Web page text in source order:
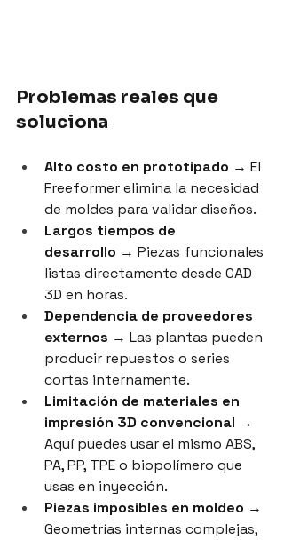
Problemas reales que
soluciona
Alto costo en prototipado → El
Freeformer elimina la necesidad
de moldes para validar diseños.
Largos tiempos de
desarrollo → Piezas funcionales
listas directamente desde CAD
3D en horas.
Dependencia de proveedores
externos → Las plantas pueden
producir repuestos o series
cortas internamente.
Limitación de materiales en
impresión 3D convencional →
Aquí puedes usar el mismo ABS,
PA, PP, TPE o biopolímero que
usas en inyección.
Piezas imposibles en moldeo →
Geometrías internas complejas,